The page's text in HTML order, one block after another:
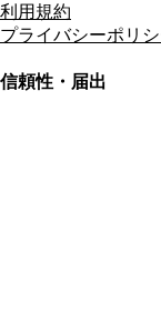
利用規約
プライバシーポリ
信頼性・届出